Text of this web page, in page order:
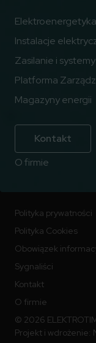
Elektroenergetyka
Instalacje
Zasilanie i
Platforma
Magazyny energii
Kontakt
O firmie
Polityka prywatności
Polityka Cookies
Obowiązek
Sygnaliści
Kontakt
O firmie
© 2026
Projekt i wdrożenie: